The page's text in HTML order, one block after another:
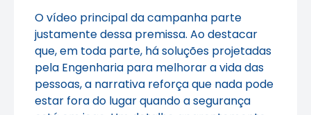
O vídeo principal da campanha parte
justamente dessa premissa. Ao destacar
que, em toda parte, há soluções projetadas
pela Engenharia para melhorar a vida das
pessoas, a narrativa reforça que nada pode
estar fora do lugar quando a segurança